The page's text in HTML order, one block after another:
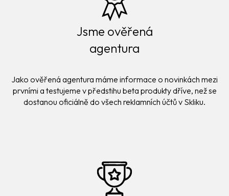
Jsme ověřená
agentura
Jako ověřená agentura máme informace o novinkách mezi
prvními a testujeme v předstihu beta produkty dříve, než se
dostanou oficiálně do všech reklamních účtů v Skliku.